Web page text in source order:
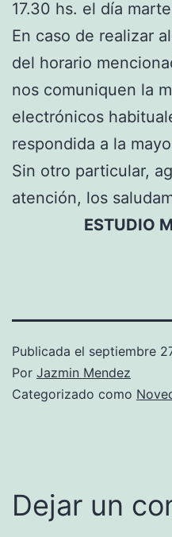
17.30 hs. el día
En caso de realizar
del horario
nos comuniquen la
electrónicos
respondida a la
Sin otro particular,
atención, los
ESTUDIO
Publicada el septiembre
Por Jazmin Mendez
Categorizado como
Dejar un